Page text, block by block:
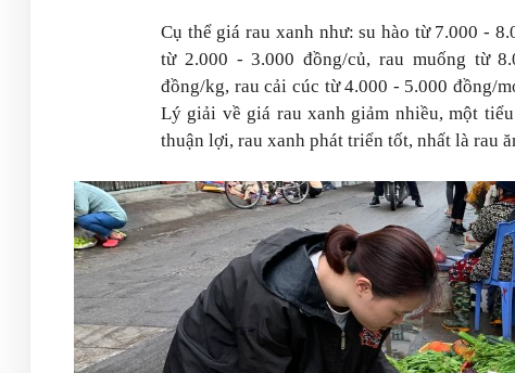
Cụ thể giá rau xanh như: su hào từ 7.000 -
từ 2.000 - 3.000 đồng/củ, rau muống từ
đồng/kg, rau cải cúc từ 4.000 - 5.000 đồng/
Lý giải về giá rau xanh giảm nhiều, một
thuận lợi, rau xanh phát triển tốt, nhất là rau